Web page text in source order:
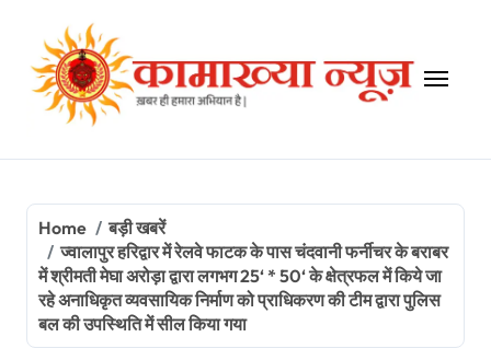
content
Home
बड़ी खबरें
ज्वालापुर हरिद्वार में रेलवे फाटक के पास चंदवानी फर्नीचर के बराबर
में श्रीमती मेघा अरोड़ा द्वारा लगभग 25‘ * 50‘ के क्षेत्रफल में किये जा
रहे अनाधिकृत व्यवसायिक निर्माण को प्राधिकरण की टीम द्वारा पुलिस
बल की उपस्थिति में सील किया गया